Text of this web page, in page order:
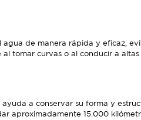
de manera rápida y eficaz,
tomar curvas o al conducir a
a conservar su forma y
aproximadamente 15.000